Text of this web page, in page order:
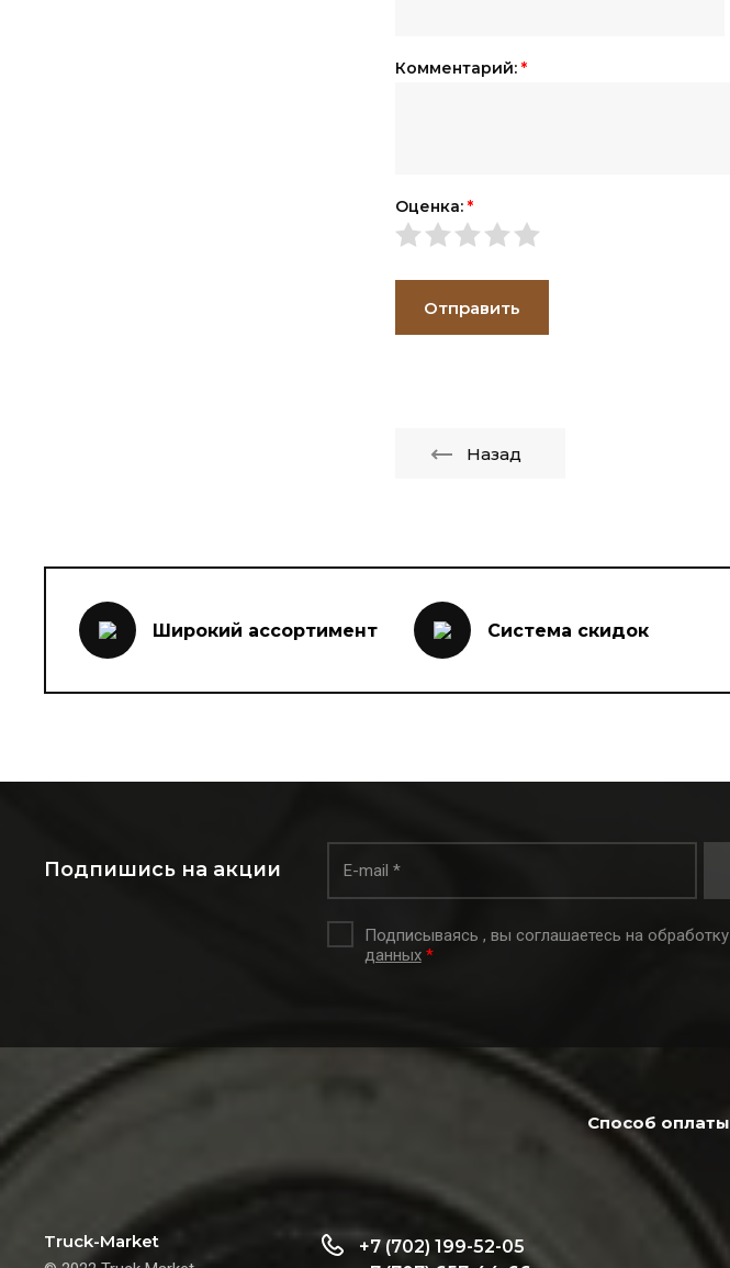
Комментарий: *
Оценка: *
Отправить
Назад
Широкий ассортимент Система скидок
Подпишись на акции
Подписываясь , вы соглашаетесь на обработку
данных *
Способ оплаты
Truck-Market
+7 (702) 199-52-05